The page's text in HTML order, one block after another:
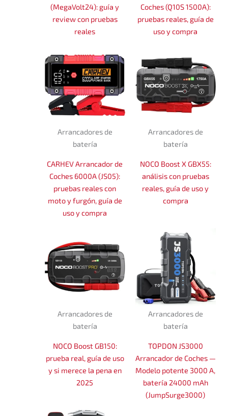
(MegaVolt24): guía y
review con pruebas
reales
Coches (Q10S 1500A):
pruebas reales, guía de
uso y compra
Arrancadores de
batería
CARHEV Arrancador de
Coches 6000A (JS05):
pruebas reales con
moto y furgón, guía de
uso y compra
Arrancadores de
batería
NOCO Boost X GBX55:
análisis con pruebas
reales, guía de uso y
compra
Arrancadores de
batería
NOCO Boost GB150:
prueba real, guía de uso
y si merece la pena en
2025
Arrancadores de
batería
TOPDON JS3000
Arrancador de Coches —
Modelo potente 3000 A,
batería 24000 mAh
(JumpSurge3000)